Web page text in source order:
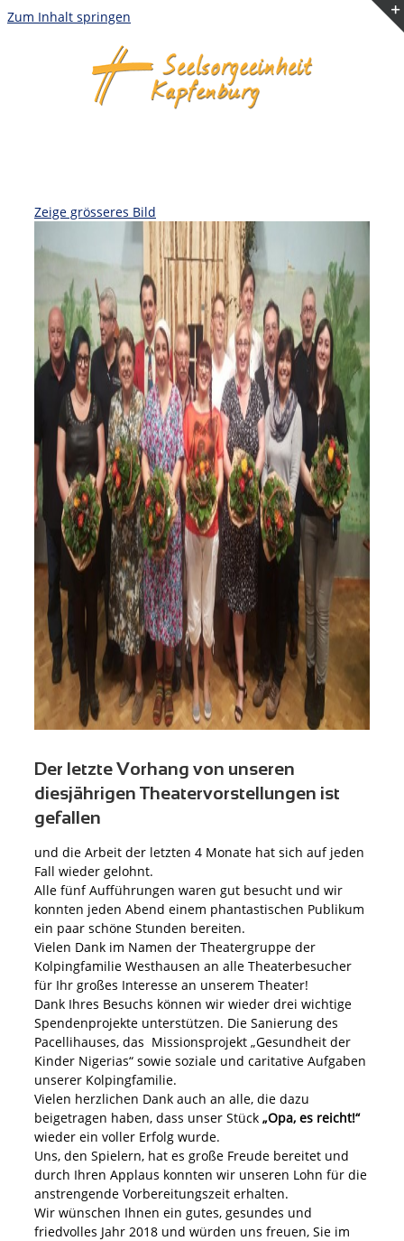
Zum Inhalt springen
Zeige grösseres Bild
Der letzte Vorhang von unseren
diesjährigen Theatervorstellungen ist
gefallen
und die Arbeit der letzten 4 Monate hat sich auf jeden
Fall wieder gelohnt.
Alle fünf Aufführungen waren gut besucht und wir
konnten jeden Abend einem phantastischen Publikum
ein paar schöne Stunden bereiten.
Vielen Dank im Namen der Theatergruppe der
Kolpingfamilie Westhausen an alle Theaterbesucher
für Ihr großes Interesse an unserem Theater!
Dank Ihres Besuchs können wir wieder drei wichtige
Spendenprojekte unterstützen. Die Sanierung des
Pacellihauses, das Missionsprojekt „Gesundheit der
Kinder Nigerias“ sowie soziale und caritative Aufgaben
unserer Kolpingfamilie.
Vielen herzlichen Dank auch an alle, die dazu
beigetragen haben, dass unser Stück „Opa, es reicht!“
wieder ein voller Erfolg wurde.
Uns, den Spielern, hat es große Freude bereitet und
durch Ihren Applaus konnten wir unseren Lohn für die
anstrengende Vorbereitungszeit erhalten.
Wir wünschen Ihnen ein gutes, gesundes und
friedvolles Jahr 2018 und würden uns freuen, Sie im